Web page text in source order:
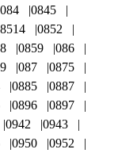
084
0845
0852
0859
086
087
0875
0885
0887
0896
0897
0942
0943
0950
0952